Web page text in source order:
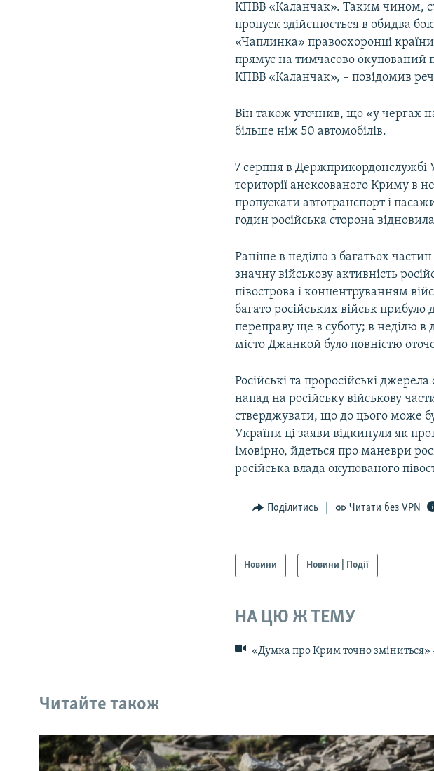
КПВВ «Каланчак». Таким чином,
пропуск здійснюється в обидва
«Чаплинка» правоохоронці
прямує на тимчасово окупований
КПВВ «Каланчак», – повідомив
Він також уточнив, що «у чергах
більше ніж 50 автомобілів.
7 серпня в Держприкордонслужбі
території анексованого Криму в
пропускати автотранспорт і
годин російська сторона
Раніше в неділю з багатьох
значну військову активність
півострова і концентруванням
багато російських військ
переправу ще в суботу; в неділю
місто Джанкой було повністю
Російські та проросійські
напад на російську військову
стверджувати, що до цього може
України ці заяви відкинули як
імовірно, йдеться про маневри
російська влада окупованого
Поділитись Читати без VPN
Новини Новини | Події
НА ЦЮ Ж ТЕМУ
«Думка про Крим точно
Читайте також